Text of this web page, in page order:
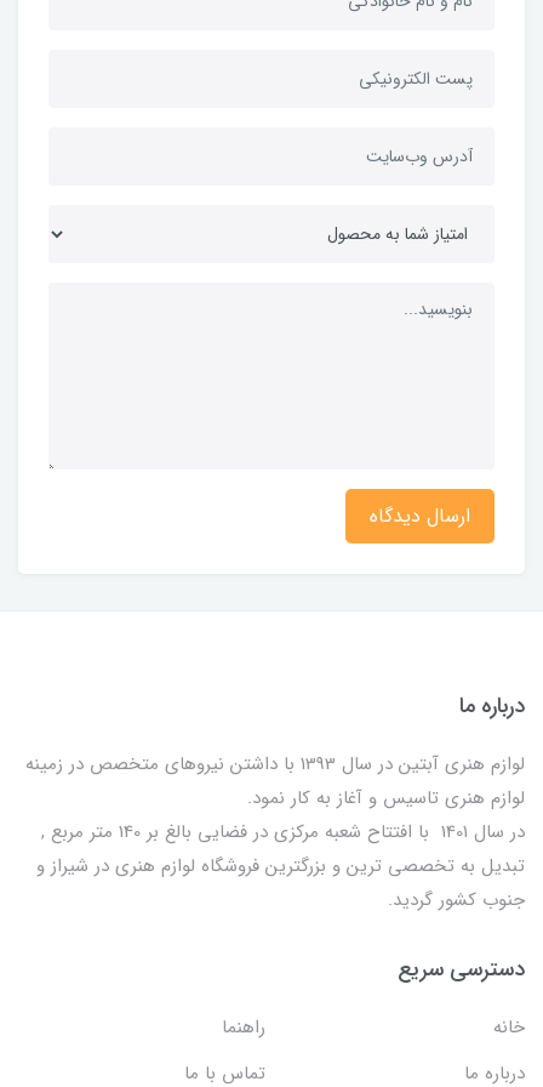
ارسال دیدگاه
درباره ما
لوازم هنری آبتین در سال 1393 با داشتن نیروهای متخصص در زمینه
لوازم هنری تاسیس و آغاز به کار نمود.
در سال 1401 با افتتاح شعبه مرکزی در فضایی بالغ بر 140 متر مربع ,
تبدیل به تخصصی ترین و بزرگترین فروشگاه لوازم هنری در شیراز و
جنوب کشور گردید.
دسترسی سریع
خانه
راهنما
درباره ما
تماس با ما